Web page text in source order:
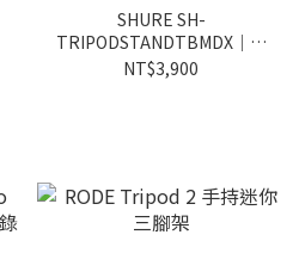
SHURE SH-
TRIPODSTANDTBMDX｜三
角麥克風架
NT$3,900